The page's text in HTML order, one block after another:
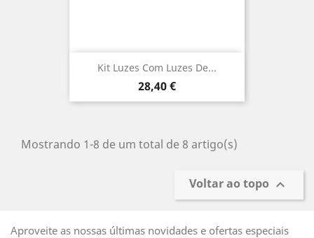
Kit Luzes Com Luzes De...
Preço
28,40 €
Mostrando 1-8 de um total de 8 artigo(s)
Voltar ao topo 
Aproveite as nossas últimas novidades e ofertas especiais